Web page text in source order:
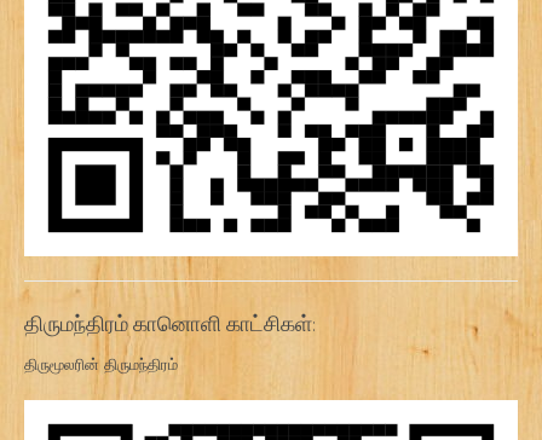
திருமந்திரம் கானொளி காட்சிகள்:
திருமூலரின் திருமந்திரம்